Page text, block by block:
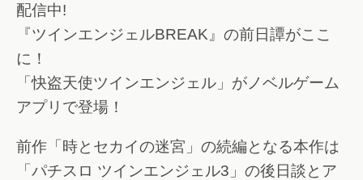
配信中!
『ツインエンジェルBREAK』の前日譚がここ
に！
「快盗天使ツインエンジェル」がノベルゲーム
アプリで登場！
前作「時とセカイの迷宮」の続編となる本作は
「パチスロ ツインエンジェル3」の後日談とア